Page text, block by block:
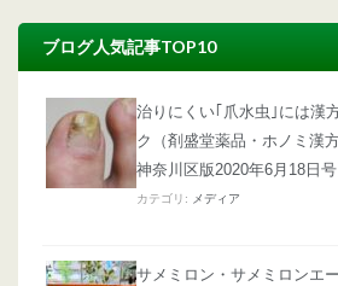
ブログ人気記事TOP10
治りにくい｢爪水虫｣には漢
ク（剤盛堂薬品・ホノミ漢
神奈川区版2020年6月18日号
カテゴリ: メディア
サメミロン・サメミロンエ